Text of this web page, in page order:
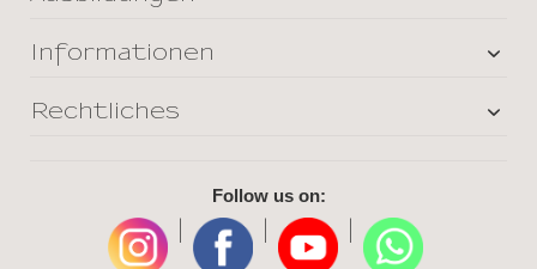
Informationen
Rechtliches
Follow us on: